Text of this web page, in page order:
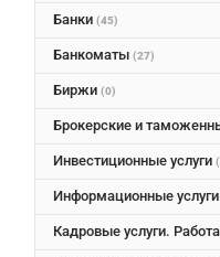
Банки (45)
Банкоматы (27)
Биржи (0)
Брокерские и
Инвестиционные услуги
Информационные услуги
Кадровые услуги. Работа